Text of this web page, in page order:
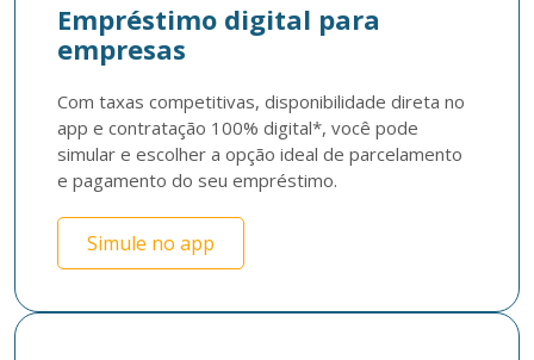
Empréstimo digital para
empresas
Com taxas competitivas, disponibilidade direta no
app e contratação 100% digital*, você pode
simular e escolher a opção ideal de parcelamento
e pagamento do seu empréstimo.
Simule no app